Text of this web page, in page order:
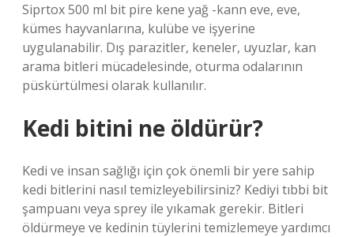
Siprtox 500 ml bit pire kene yağ -kann eve, eve,
kümes hayvanlarına, kulübe ve işyerine
uygulanabilir. Dış parazitler, keneler, uyuzlar, kan
arama bitleri mücadelesinde, oturma odalarının
püskürtülmesi olarak kullanılır.
Kedi bitini ne öldürür?
Kedi ve insan sağlığı için çok önemli bir yere sahip
kedi bitlerini nasıl temizleyebilirsiniz? Kediyi tıbbi bit
şampuanı veya sprey ile yıkamak gerekir. Bitleri
öldürmeye ve kedinin tüylerini temizlemeye yardımcı